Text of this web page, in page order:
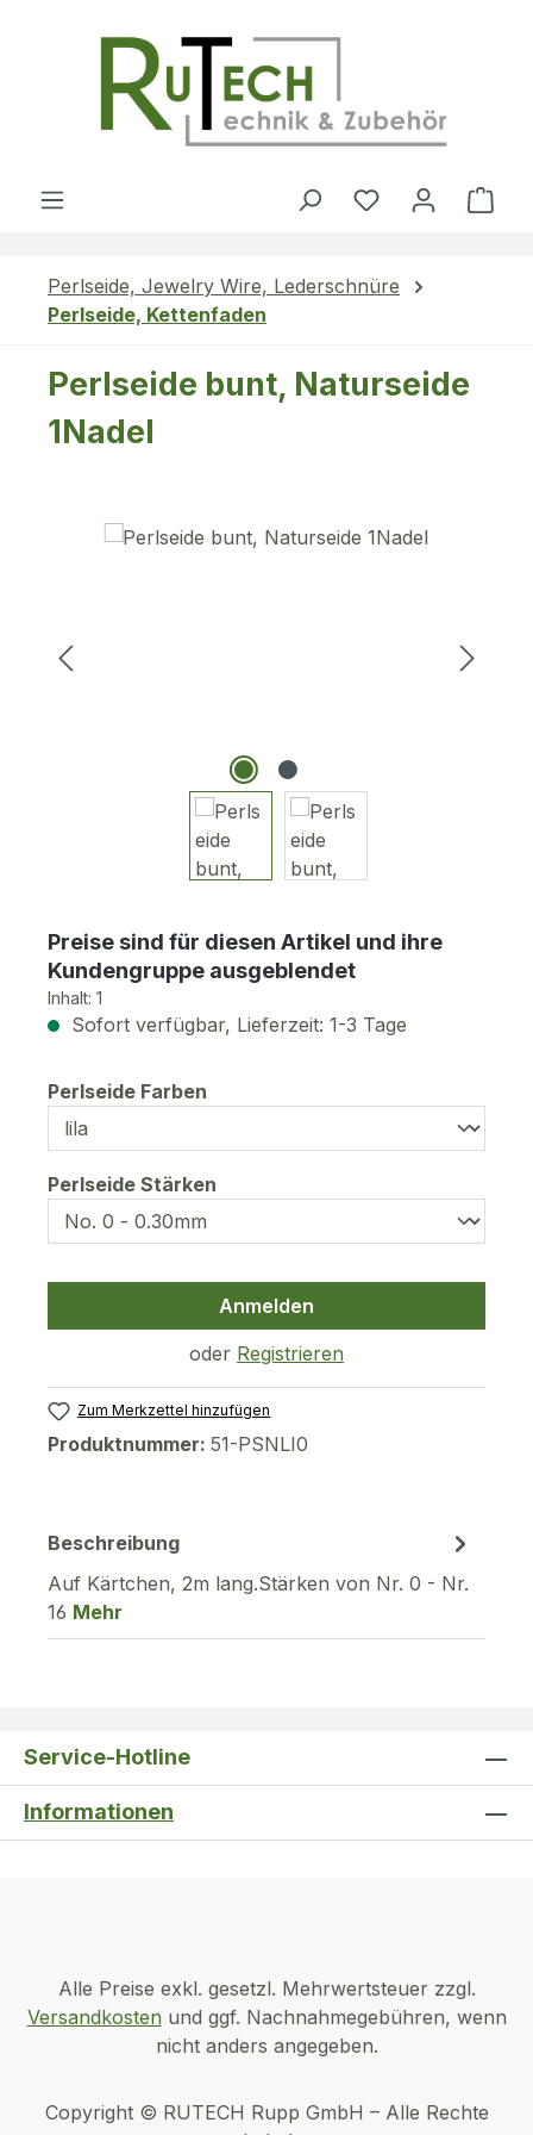
Du hast 0
Perlseide, Jewelry Wire, Lederschnüre
Perlseide, Kettenfaden
Perlseide bunt, Naturseide
1Nadel
Bildergalerie überspringen
Preise sind für diesen Artikel und ihre
Kundengruppe ausgeblendet
Inhalt: 1
Sofort verfügbar, Lieferzeit: 1-3 Tage
Perlseide Farben
Perlseide Stärken
Anmelden
oder Registrieren
Zum Merkzettel hinzufügen
Produktnummer: 51-PSNLI0
Beschreibung
Auf Kärtchen, 2m lang.Stärken von Nr. 0 - Nr.
16 Mehr
Service-Hotline
Informationen
Alle Preise exkl. gesetzl. Mehrwertsteuer zzgl.
Versandkosten und ggf. Nachnahmegebühren, wenn
nicht anders angegeben.
Copyright © RUTECH Rupp GmbH – Alle Rechte